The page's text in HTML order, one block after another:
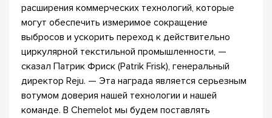
расширения коммерческих технологий, которые
могут обеспечить измеримое сокращение
выбросов и ускорить переход к действительно
циркулярной текстильной промышленности, —
сказал Патрик Фриск (Patrik Frisk), генеральный
директор Reju. — Эта награда является серьезным
вотумом доверия нашей технологии и нашей
команде. В Chemelot мы будем поставлять